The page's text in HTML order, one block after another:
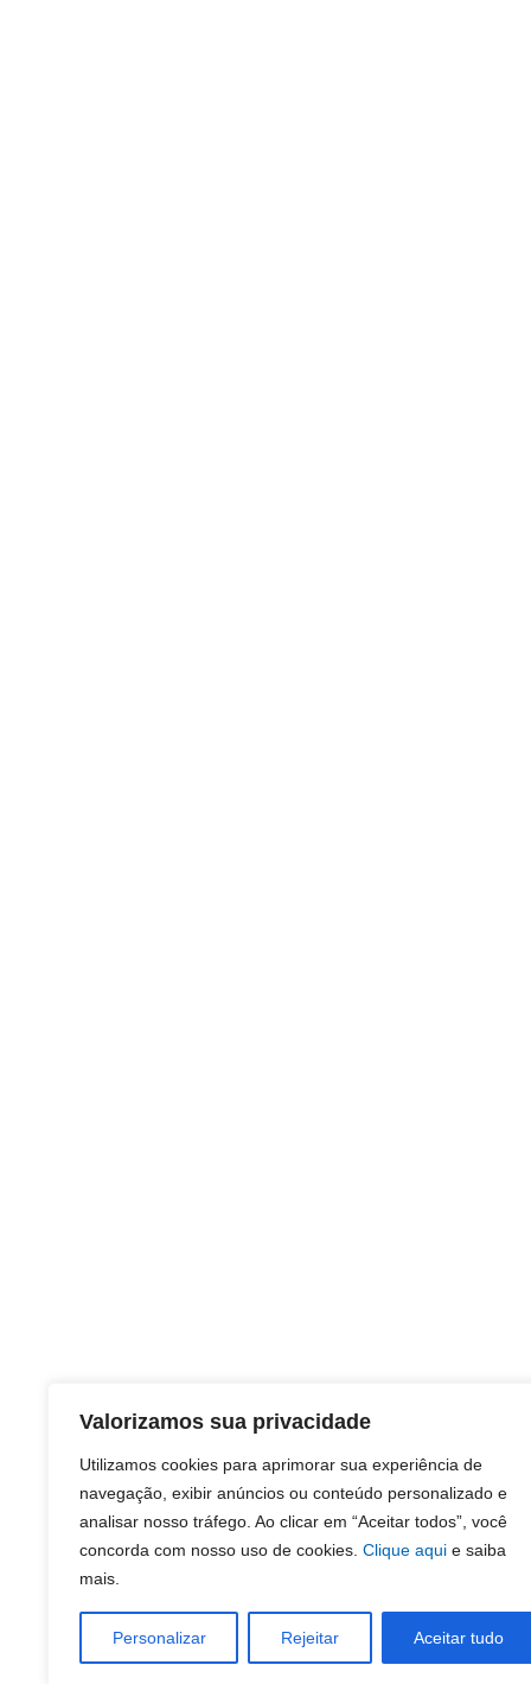
Valorizamos sua privacidade
Utilizamos cookies para aprimorar sua experiência de
navegação, exibir anúncios ou conteúdo personalizado e
analisar nosso tráfego. Ao clicar em “Aceitar todos”, você
concorda com nosso uso de cookies. Clique aqui e saiba
mais.
Personalizar Rejeitar Aceitar tudo